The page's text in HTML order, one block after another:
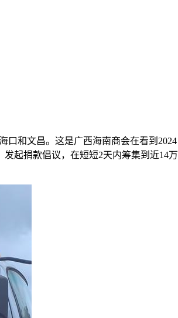
口和文昌。这是广西海南商会在看到2024
发起捐款倡议，在短短2天内筹集到近14万